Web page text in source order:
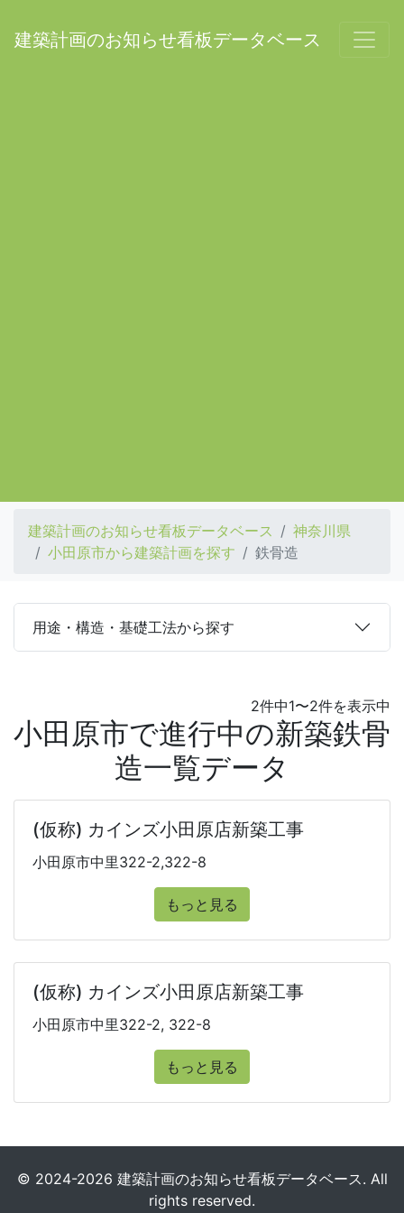
建築計画のお知らせ看板データベース
建築計画のお知らせ看板データベース
神奈川県
小田原市から建築計画を探す
鉄骨造
用途・構造・基礎工法から探す
2件中1〜2件を表示中
小田原市で進行中の新築鉄骨
造一覧データ
(仮称) カインズ小田原店新築工事
小田原市中里322-2,322-8
もっと見る
(仮称) カインズ小田原店新築工事
小田原市中里322-2, 322-8
もっと見る
© 2024-2026 建築計画のお知らせ看板データベース. All
rights reserved.